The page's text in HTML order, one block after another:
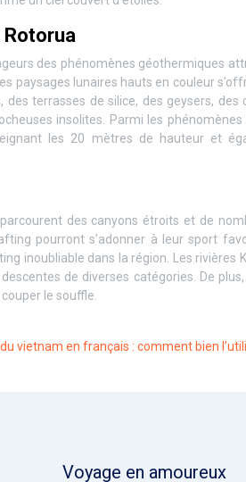
des phénomènes géothermiques
paysages lunaires hauts en couleur
terrasses de silice, des geysers, des
insolites. Parmi les phénomènes
les 20 mètres de hauteur et
des canyons étroits et de
pourront s’adonner à leur sport
inoubliable dans la région. Les rivières
de diverses catégories. De
le souffle.
vietnam en français : comment bien
Voyage en amoureux